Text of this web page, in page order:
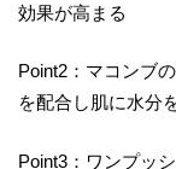
効果が高まる
Point2：マコンブ
を配合し肌に水分
Point3：ワンプッ